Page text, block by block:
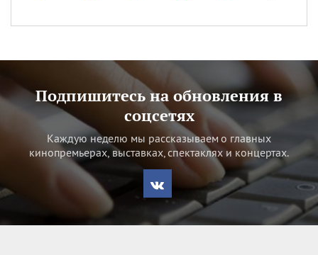
Подпишитесь на обновления в
соцсетях
Каждую неделю мы рассказываем о главных
кинопремьерах, выставках, спектаклях и концертах.